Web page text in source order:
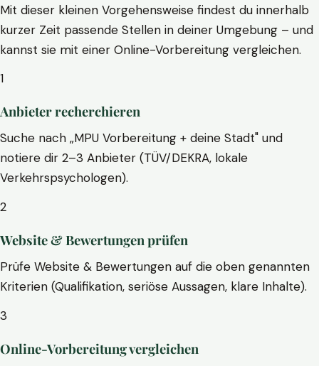
Mit dieser kleinen Vorgehensweise findest du innerhalb
kurzer Zeit passende Stellen in deiner Umgebung – und
kannst sie mit einer Online-Vorbereitung vergleichen.
1
Anbieter recherchieren
Suche nach „MPU Vorbereitung + deine Stadt" und
notiere dir 2–3 Anbieter (TÜV/DEKRA, lokale
Verkehrspsychologen).
2
Website & Bewertungen prüfen
Prüfe Website & Bewertungen auf die oben genannten
Kriterien (Qualifikation, seriöse Aussagen, klare Inhalte).
3
Online-Vorbereitung vergleichen